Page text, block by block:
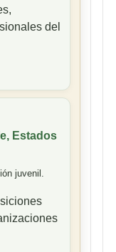
del
Estados
juvenil.